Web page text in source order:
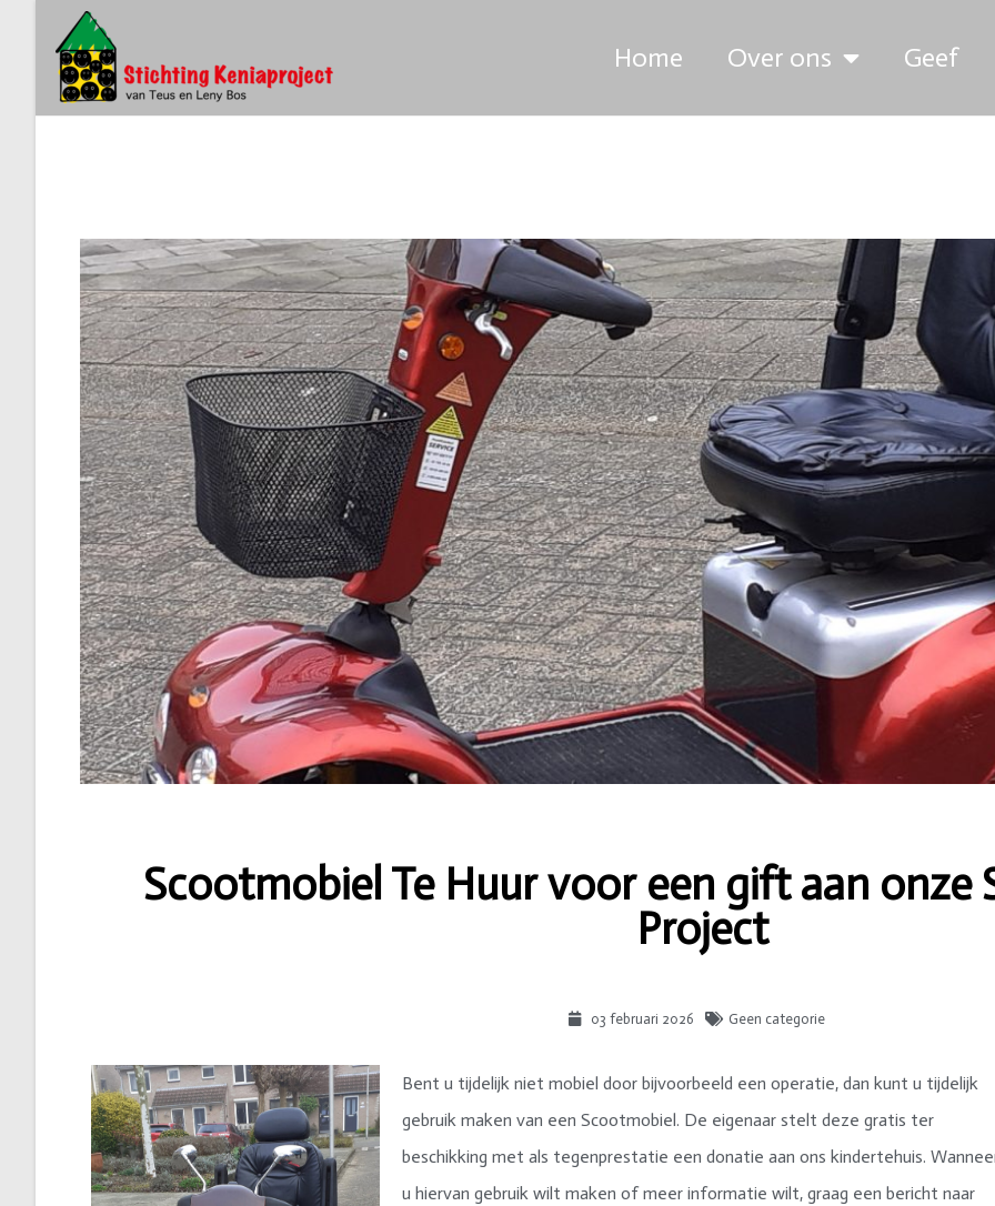
Home Over ons Geef
Scootmobiel Te Huur voor een gift aan onze
Project
03 februari 2026 Geen categorie
Bent u tijdelijk niet mobiel door bijvoorbeeld een operatie, dan kunt u tijdelijk
gebruik maken van een Scootmobiel. De eigenaar stelt deze gratis ter
beschikking met als tegenprestatie een donatie aan ons kindertehuis.
u hiervan gebruik wilt maken of meer informatie wilt, graag een bericht naar